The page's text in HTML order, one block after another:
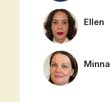
Ellen
Minna